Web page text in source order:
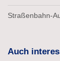
Straßenbahn-
Auch